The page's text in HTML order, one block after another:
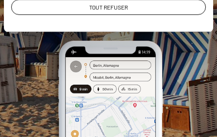
TOUT REFUSER
DÉCOUVRIR LUCIOLE